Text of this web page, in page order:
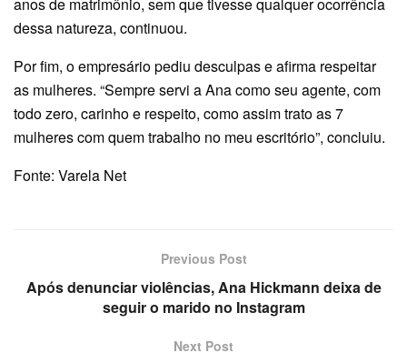
anos de matrimônio, sem que tivesse qualquer ocorrência
dessa natureza, continuou.
Por fim, o empresário pediu desculpas e afirma respeitar
as mulheres. “Sempre servi a Ana como seu agente, com
todo zero, carinho e respeito, como assim trato as 7
mulheres com quem trabalho no meu escritório”, concluiu.
Fonte: Varela Net
Previous Post
Após denunciar violências, Ana Hickmann deixa de
seguir o marido no Instagram
Next Post